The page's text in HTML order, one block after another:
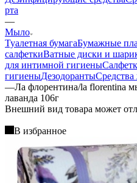
рта
—
Мыло
Туалетная бумагаБумажные
салфеткиВатные диски и
для интимной гигиены
гигиеныДезодоранты
—Ла флорентина/la florentina
лаванда 106г
Bнешний вид товара может
В избранное